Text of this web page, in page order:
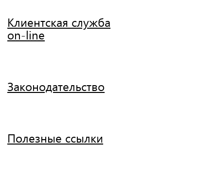
Клиентская служба
on-line
Законодательство
Полезные ссылки